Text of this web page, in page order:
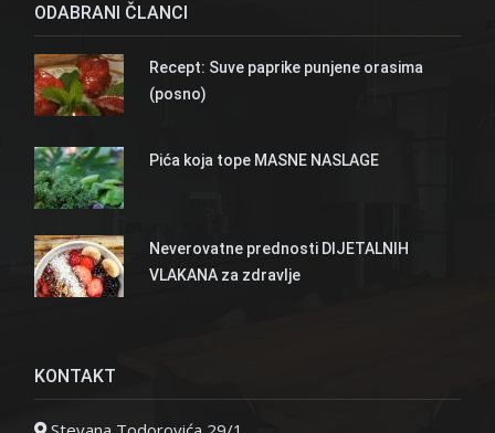
ODABRANI ČLANCI
Recept: Suve paprike punjene orasima
(posno)
Pića koja tope MASNE NASLAGE
Neverovatne prednosti DIJETALNIH
VLAKANA za zdravlje
KONTAKT